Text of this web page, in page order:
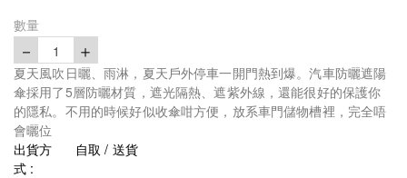
數量
－ 1 ＋
夏天風吹日曬、雨淋，夏天戶外停車一開門熱到爆。汽車防曬遮陽
傘採用了5層防曬材質，遮光隔熱、遮紫外線，還能很好的保護你
的隱私。不用的時候好似收傘咁方便，放系車門儲物槽裡，完全唔
會曬位
出貨方
式 :
自取 / 送貨